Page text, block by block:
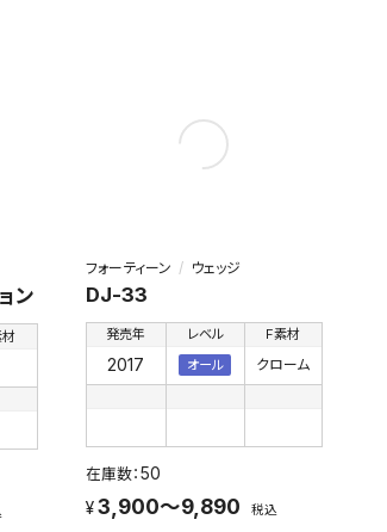
ン
材
フォーティーン ウェッジ
DJ-33
発売年
2017
レベル
オール
F素材
クローム
50
3,900～9,890 税込